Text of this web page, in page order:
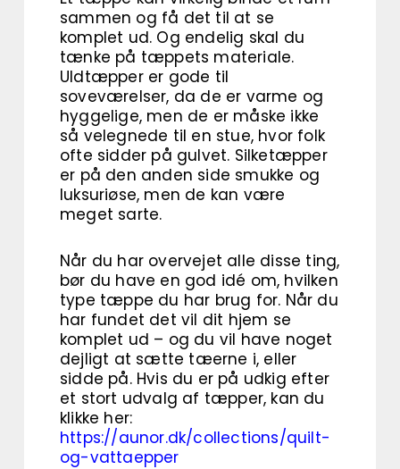
sammen og få det til at se
komplet ud. Og endelig skal du
tænke på tæppets materiale.
Uldtæpper er gode til
soveværelser, da de er varme og
hyggelige, men de er måske ikke
så velegnede til en stue, hvor folk
ofte sidder på gulvet. Silketæpper
er på den anden side smukke og
luksuriøse, men de kan være
meget sarte.
Når du har overvejet alle disse ting,
bør du have en god idé om, hvilken
type tæppe du har brug for. Når du
har fundet det vil dit hjem se
komplet ud – og du vil have noget
dejligt at sætte tæerne i, eller
sidde på. Hvis du er på udkig efter
et stort udvalg af tæpper, kan du
klikke her:
https://aunor.dk/collections/quilt-
og-vattaepper